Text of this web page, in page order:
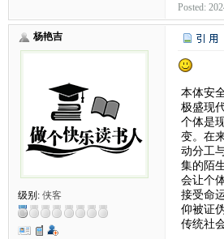
Posted:
杨艳吉
级别: 侠客
本体安
极盛现
个体是
变。在
动分工
集的陌
会让个
接受命
仰被证
传统社